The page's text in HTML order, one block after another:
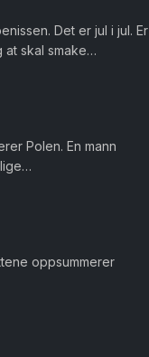
Det er jul i jul. Er
Polen. En mann
oppsummerer